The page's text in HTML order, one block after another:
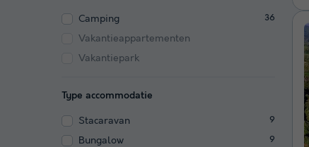
Camping 36
Vakantieappartementen
Vakantiepark
Type accommodatie
Stacaravan 9
Bungalow 9